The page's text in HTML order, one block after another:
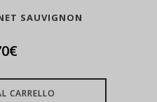
SAUVIGNON
€
CARRELLO